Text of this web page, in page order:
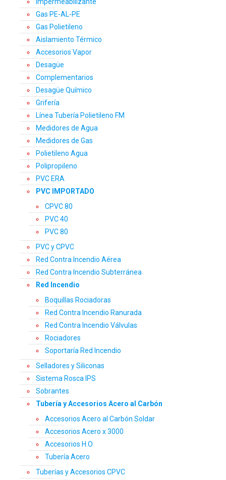
Impermeabilizante
Gas PE-AL-PE
Gas Polietileno
Aislamiento Térmico
Accesorios Vapor
Desagüe
Complementarios
Desagüe Químico
Grifería
Línea Tubería Polietileno FM
Medidores de Agua
Medidores de Gas
Polietileno Agua
Polipropileno
PVC ERA
PVC IMPORTADO
CPVC 80
PVC 40
PVC 80
PVC y CPVC
Red Contra Incendio Aérea
Red Contra Incendio Subterránea
Red Incendio
Boquillas Rociadoras
Red Contra Incendio Ranurada
Red Contra Incendio Válvulas
Rociadores
Soportaría Red Incendio
Selladores y Siliconas
Sistema Rosca IPS
Sobrantes
Tubería y Accesorios Acero al Carbón
Accesorios Acero al Carbón Soldar
Accesorios Acero x 3000
Accesorios H.O
Tubería Acero
Tuberías y Accesorios CPVC